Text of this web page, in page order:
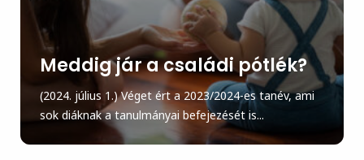
Meddig jár a családi pótlék?
(2024. július 1.) Véget ért a 2023/2024-es tanév, ami
sok diáknak a tanulmányai befejezését is...